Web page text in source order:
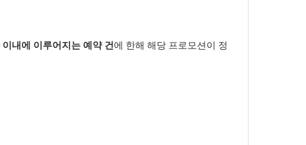
내에 이루어지는 예약 건에 한해 해당 프로모션이 정